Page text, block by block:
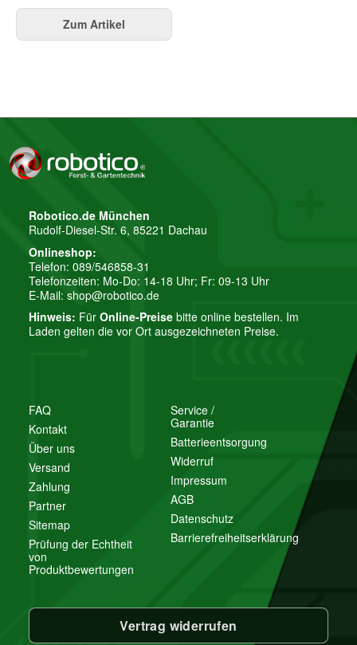
Zum Artikel
FAQ
Kontakt
Über uns
Versand
Zahlung
Partner
Sitemap
Prüfung der Echtheit
von
Produktbewertungen
Service /
Garantie
Batterieentsorgung
Widerruf
Impressum
AGB
Datenschutz
Barrierefreiheitserklärung
Robotico.de München
Rudolf-Diesel-Str. 6, 85221 Dachau
Onlineshop:
Telefon: 089/546858-31
Telefonzeiten: Mo-Do: 14-18 Uhr; Fr: 09-13 Uhr
E-Mail: shop@robotico.de
Hinweis: Für Online-Preise bitte online bestellen. Im
Laden gelten die vor Ort ausgezeichneten Preise.
Vertrag widerrufen